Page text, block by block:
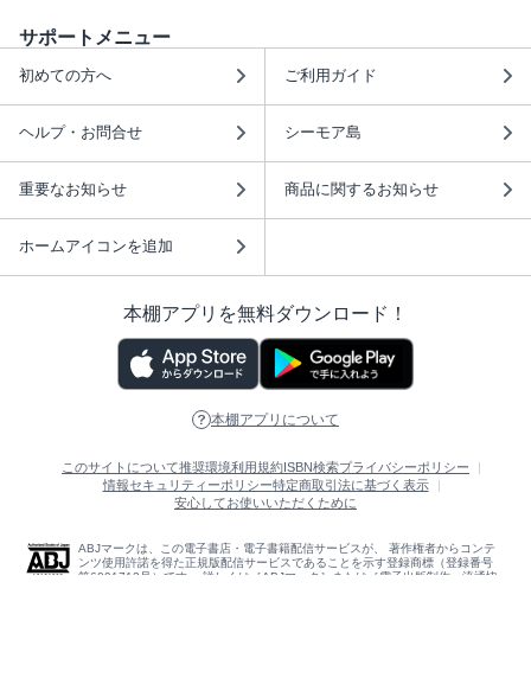
サポートメニュー
初めての方へ ご利用ガイド
ヘルプ・お問合せ シーモア島
重要なお知らせ 商品に関するお知らせ
ホームアイコンを追加
本棚アプリを無料ダウンロード！
本棚アプリについて
このサイトについて推奨環境利用規約ISBN検索プライバシーポリシー
情報セキュリティーポリシー特定商取引法に基づく表示
安心してお使いいただくために
ABJマークは、この電子書店・電子書籍配信サービスが、 著作権者からコンテ
ンツ使用許諾を得た正規版配信サービスであることを示す登録商標（登録番号
第6091713号）です。 詳しくは［ABJマーク］または［電子出版制作・流通協